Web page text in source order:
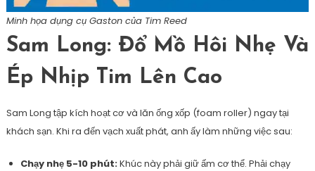
Minh họa dụng cụ Gaston của Tim Reed
Sam Long: Đổ Mồ Hôi Nhẹ Và
Ép Nhịp Tim Lên Cao
Sam Long tập kích hoạt cơ và lăn ống xốp (foam roller) ngay tại
khách sạn. Khi ra đến vạch xuất phát, anh ấy làm những việc sau:
Chạy nhẹ 5-10 phút:Khúc này phải giữ ấm cơ thể. Phải chạy